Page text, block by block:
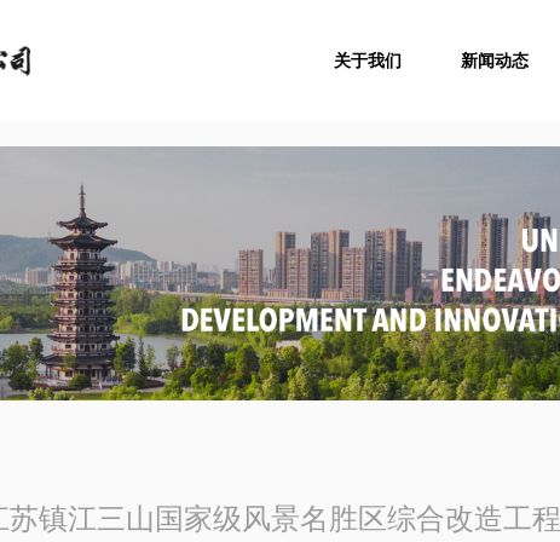
关于我们 新闻动态
苏镇江三山国家级风景名胜区综合改造工程